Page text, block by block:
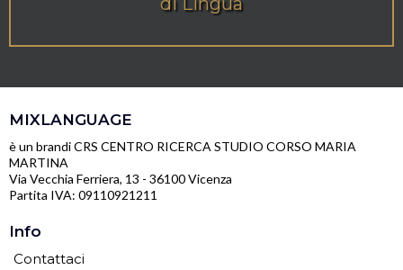
MIXLANGUAGE
è un brandi CRS CENTRO RICERCA STUDIO CORSO MARIA
MARTINA
Via Vecchia Ferriera, 13 - 36100 Vicenza
Partita IVA: 09110921211
Info
Contattaci